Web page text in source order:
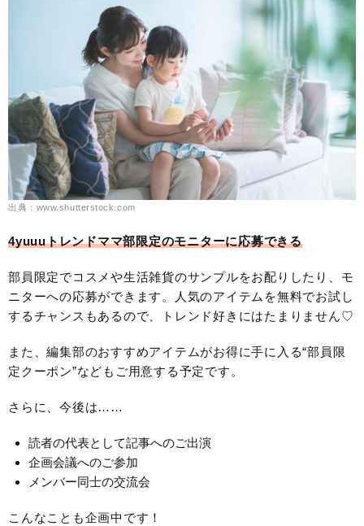
出典：www.shutterstock.com
4yuuuトレンドママ部限定のモニターに応募できる
部員限定でコスメや生活雑貨のサンプルをお配りしたり、モ
ニターへの応募ができます。人気のアイテムを無料でお試し
するチャンスもあるので、トレンド好きにはたまりません♡
また、編集部のおすすめアイテムがお得に手に入る“部員限
定クーポン”などもご用意する予定です。
さらに、今後は……
読者の代表として記事へのご出演
企画会議へのご参加
メンバー同士の交流会
こんなことも企画中です！